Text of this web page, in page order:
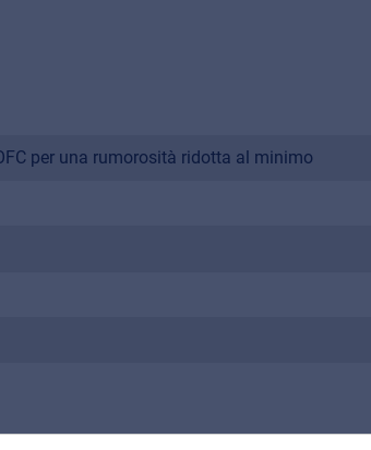
per una rumorosità ridotta al minimo